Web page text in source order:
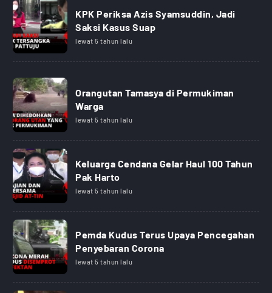
KPK Periksa Azis Syamsuddin, Jadi
Saksi Kasus Suap
lewat 5 tahun lalu
Orangutan Tamasya di Permukiman
Warga
lewat 5 tahun lalu
Keluarga Cendana Gelar Haul 100 Tahun
Pak Harto
lewat 5 tahun lalu
Pemda Kudus Terus Upaya Pencegahan
Penyebaran Corona
lewat 5 tahun lalu